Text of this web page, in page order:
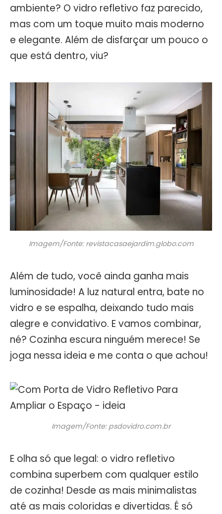
ambiente? O vidro refletivo faz parecido,
mas com um toque muito mais moderno
e elegante. Além de disfarçar um pouco o
que está dentro, viu?
Imagem/Fonte: revistacasaejardim.globo.com
Além de tudo, você ainda ganha mais
luminosidade! A luz natural entra, bate no
vidro e se espalha, deixando tudo mais
alegre e convidativo. E vamos combinar,
né? Cozinha escura ninguém merece! Se
joga nessa ideia e me conta o que achou!
Imagem/Fonte: psdovidro.com.br
E olha só que legal: o vidro refletivo
combina superbem com qualquer estilo
de cozinha! Desde as mais minimalistas
até as mais coloridas e divertidas. É só